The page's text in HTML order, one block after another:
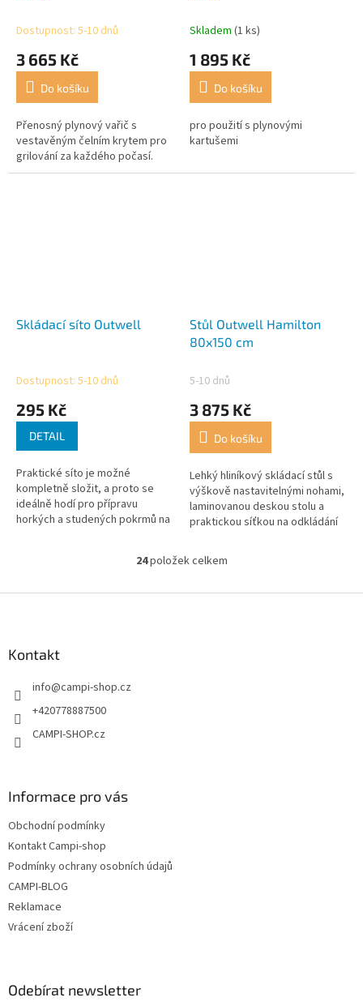
Dostupnost: 5-10 dnů
3 665 Kč
Do košíku
Přenosný plynový vařič s
vestavěným čelním krytem pro
grilování za každého počasí.
Skladem (1 ks)
1 895 Kč
Do košíku
pro použití s plynovými
kartušemi
Skládací síto Outwell
Dostupnost: 5-10 dnů
295 Kč
DETAIL
Praktické síto je možné
kompletně složit, a proto se
ideálně hodí pro přípravu
horkých a studených pokrmů na
Stůl Outwell Hamilton
80x150 cm
5-10 dnů
3 875 Kč
Do košíku
Lehký hliníkový skládací stůl s
výškově nastavitelnými nohami,
laminovanou deskou stolu a
praktickou síťkou na odkládání
O
l
24položek celkem
Kontakt
info@campi-shop.cz
+420778887500
CAMPI-SHOP.cz
Informace pro vás
Obchodní podmínky
Kontakt Campi-shop
Podmínky ochrany osobních údajů
CAMPI-BLOG
Reklamace
Vrácení zboží
Odebírat newsletter